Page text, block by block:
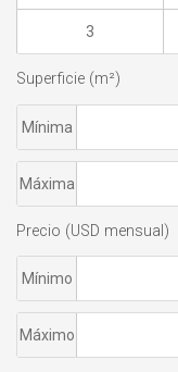
3
Superficie (m²)
Mínima
Máxima
Precio (USD mensual)
Mínimo
Máximo